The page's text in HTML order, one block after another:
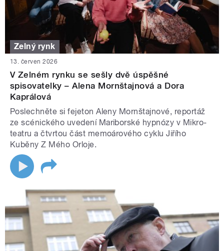
Zelný rynk
13. červen 2026
V Zelném rynku se sešly dvě úspěšné
spisovatelky – Alena Mornštajnová a Dora
Kaprálová
Poslechněte si fejeton Aleny Mornštajnové, reportáž
ze scénického uvedení Mariborské hypnózy v Mikro-
teatru a čtvrtou část memoárového cyklu Jiřího
Kuběny Z Mého Orloje.